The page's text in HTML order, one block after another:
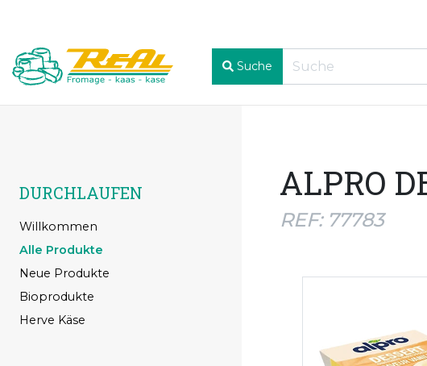
Suche
DURCHLAUFEN
Willkommen
Alle Produkte
Neue Produkte
Bioprodukte
Herve Käse
ALPRO
REF: 77783